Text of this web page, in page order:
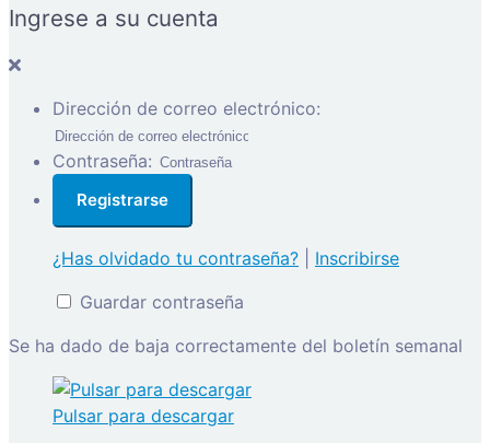
Ingrese a su cuenta
Dirección de correo electrónico:
Contraseña:
¿Has olvidado tu contraseña?
Inscribirse
Guardar contraseña
Se ha dado de baja correctamente del boletín semanal
Pulsar para descargar